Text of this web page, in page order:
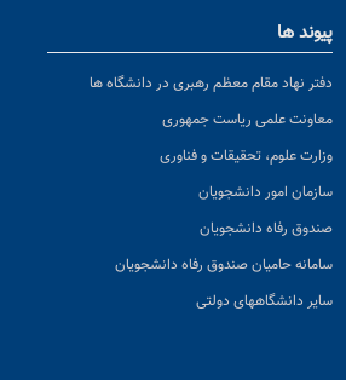
پیوند ها
دفتر نهاد مقام معظم رهبری در دانشگاه ها
معاونت علمی ریاست جمهوری
وزارت علوم، تحقیقات و فناوری
سازمان امور دانشجویان
صندوق رفاه دانشجویان
سامانه حامیان صندوق رفاه دانشجویان
سایر دانشگاههای دولتی